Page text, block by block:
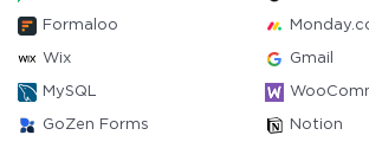
Formaloo
Wix Gmail
MySQL
GoZen Forms Notion